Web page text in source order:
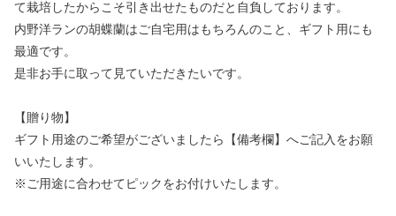
て栽培したからこそ引き出せたものだと自負しております。
内野洋ランの胡蝶蘭はご自宅用はもちろんのこと、ギフト用にも
最適です。
是非お手に取って見ていただきたいです。
【贈り物】
ギフト用途のご希望がございましたら【備考欄】へご記入をお願
いいたします。
※ご用途に合わせてピックをお付けいたします。